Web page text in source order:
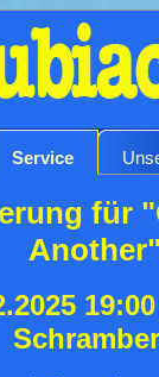
Service
für